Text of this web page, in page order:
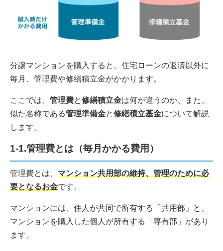
分譲マンションを購入すると、住宅ローンの返済以外に
毎月、管理費や修繕積立金がかかります。
ここでは、 管理費と修繕積立金は何が違うのか、また、
似た名称である管理準備金と修繕積立基金について解説
します。
1-1.管理費とは（毎月かかる費用）
管理費とは、 マンション共用部の維持、管理のために必
要となるお金です。
マンションには、住人が共同で所有する「共用部」と、
マンションを購入した個人が所有する「専有部」があり
ます。